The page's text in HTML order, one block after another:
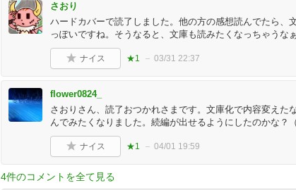
さおり
ハードカバーで読了しました。他の方の感想読んでたら、
っぽいですね。そうなると、文庫も読みたくなっちゃうなぁ
ナイス ★1 03/31 22:37
flower0824_
さおりさん、読了おつかれさまです。文庫化で内容変えた
んでみたくなりました。続編が出せるようにしたのかな？（
ナイス ★1 04/01 19:59
4件のコメントを全て見る